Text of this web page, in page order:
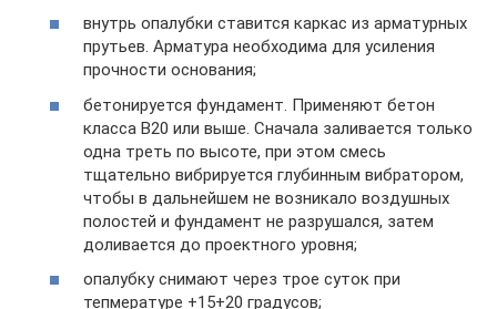
внутрь опалубки ставится каркас из арматурных
прутьев. Арматура необходима для усиления
прочности основания;
бетонируется фундамент. Применяют бетон
класса В20 или выше. Сначала заливается только
одна треть по высоте, при этом смесь
тщательно вибрируется глубинным вибратором,
чтобы в дальнейшем не возникало воздушных
полостей и фундамент не разрушался, затем
доливается до проектного уровня;
опалубку снимают через трое суток при
тепмературе +15+20 градусов;